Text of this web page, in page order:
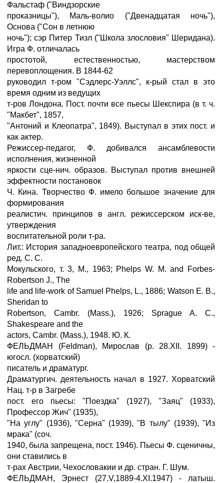
Фальстаф ("Виндзорские
проказницы"), Маль-волио ("Двенадцатая ночь"),
Основа ("Сон в летнюю
ночь"); сэр Питер Тизл ("Школа злословия" Шеридана).
Игра Ф. отличалась
простотой, естественностью, мастерством
перевоплощения. В 1844-62
руководил т-ром "Сэдлерс-Уэллс", к-рый стал в это
время одним из ведущих
т-ров Лондона. Пост. почти все пьесы Шекспира (в т. ч.
"Макбет", 1857,
"Антоний и Клеопатра", 1849). Выступал в этих пост. и
как актер.
Режиссер-педагог, Ф. добивался ансамблевости
исполнения, жизненной
яркости сце-нич. образов. Выступал против внешней
эффектности постановок
Ч. Кина. Творчество Ф. имело большое значение для
формирования
реалистич. принципов в англ. режиссерском иск-ве,
утверждения
воспитательной роли т-ра.
Лит.: История западноевропейского театра, под общей
ред. С. С.
Мокульского, т. 3, M., 1963; Phelps W. M. and Forbes-
Robertson J., The
life and life-work of Samuel Phelps, L., 1886; Watson E. В.,
Sheridan to
Robertson, Cambr. (Mass.), 1926; Sprague A. C.,
Shakespeare and the
actors, Cambr. (Mass.), 1948. Ю. К.
ФЕЛЬДМАН (Feldman), Мирослав (р. 28.XII. 1899) -
югосл. (хорватский)
писатель и драматург.
Драматургич. деятельность начал в 1927. Хорватский
Нац. т-р в Загребе
пост. его пьесы: "Поездка" (1927), "Заяц" (1933),
Профессор Жич" (1935),
"На углу" (1936), "Серна" (1939), "В тылу" (1939), "Из
мрака" (соч.
1940, была запрещена, пост. 1946). Пьесы Ф. сценичны,
они ставились в
т-рах Австрии, Чехословакии и др. стран. Г. Шум.
ФЕЛЬДМАН, Эрнест (27.V,1889-4.XI.1947) - латыш.